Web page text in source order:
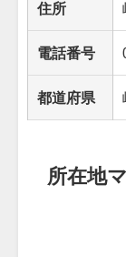
住所
電話番号
都道府県
所在地